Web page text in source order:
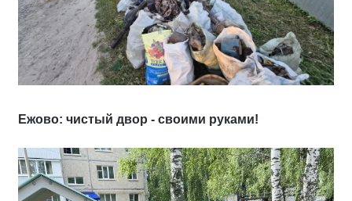
Ежово: чистый двор - своими руками!